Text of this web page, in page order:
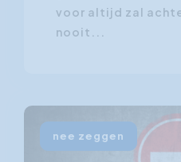
voor altijd zal
nooit...
nee zeggen